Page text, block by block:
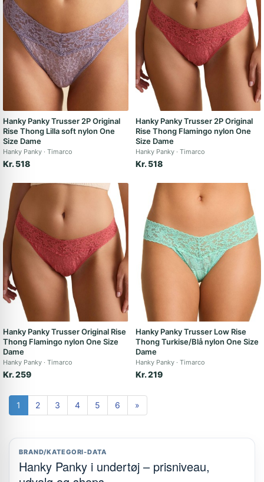
Hanky Panky Trusser 2P Original
Rise Thong Lilla soft nylon One
Size Dame
Hanky Panky Timarco
Kr. 518
Hanky Panky Trusser 2P Original
Rise Thong Flamingo nylon One
Size Dame
Hanky Panky Timarco
Kr. 518
Hanky Panky Trusser Original Rise
Thong Flamingo nylon One Size
Dame
Hanky Panky Timarco
Kr. 259
Hanky Panky Trusser Low Rise
Thong Turkise/Blå nylon One Size
Dame
Hanky Panky Timarco
Kr. 219
1 2 3 4 5 6 »
BRAND/KATEGORI-DATA
Hanky Panky i undertøj – prisniveau,